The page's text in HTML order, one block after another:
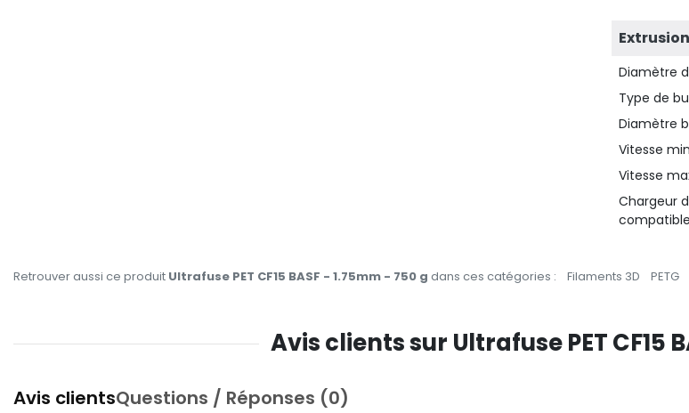
Extrusion
Diamètre
Type de
Diamètre
Vitesse
Vitesse
Chargeur
compatible
Retrouver aussi ce produit Ultrafuse PET CF15 BASF - 1.75mm - 750 g dans ces catégories : Filaments 3D PETG
Avis clients sur Ultrafuse PET CF15
Avis clientsQuestions / Réponses (0)